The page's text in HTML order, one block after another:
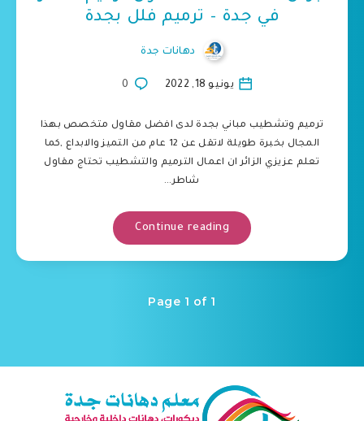
في جدة – ترميم فلل بجدة
دهانات جدة
يونيو 18, 2022 0
ترميم وتشطيب مباني بجدة لدى افضل مقاول متخصص بهذا
المجال بخبرة طويلة لاتقل عن 12 عام من التميز والابداع ,كما
تعلم عزيزي الزائر ان اعمال الترميم والتشطيب تحتاج مقاول
شاطر…
Continue reading
Page 1 of 1